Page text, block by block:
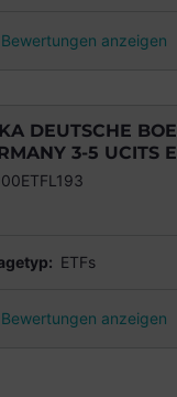
Bewertungen anzeigen
DEUTSCHE
3-5 UCITS
ETFs
Bewertungen anzeigen